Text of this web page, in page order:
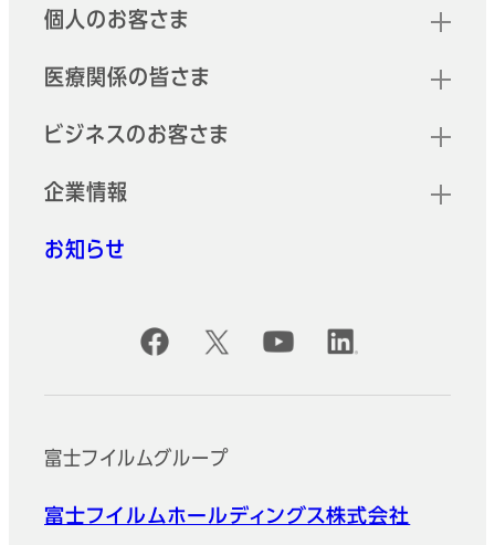
クイックリンク
個人のお客さま
医療関係の皆さま
ビジネスのお客さま
企業情報
お知らせ
公式SNSアカウント
富士フイルムグループ
富士フイルムホールディングス株式会社